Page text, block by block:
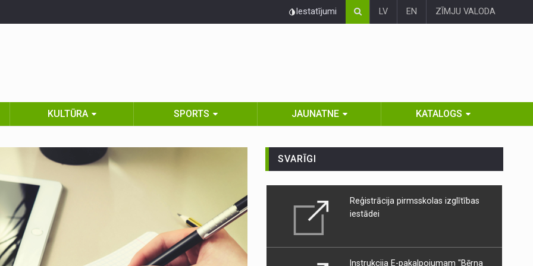
Iestatījumi LV EN ZĪMJU VALODA
KULTŪRA SPORTS JAUNATNE KATALOGS
SVARĪGI
Reģistrācija pirmsskolas izglītības
iestādei
Instrukcija E-pakalpojumam "Bērna